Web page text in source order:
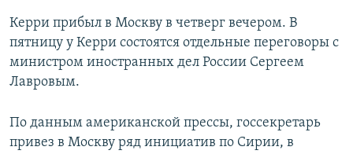
Керри прибыл в Москву в четверг вечером. В
пятницу у Керри состоятся отдельные переговоры с
министром иностранных дел России Сергеем
Лавровым.
По данным американской прессы, госсекретарь
привез в Москву ряд инициатив по Сирии, в